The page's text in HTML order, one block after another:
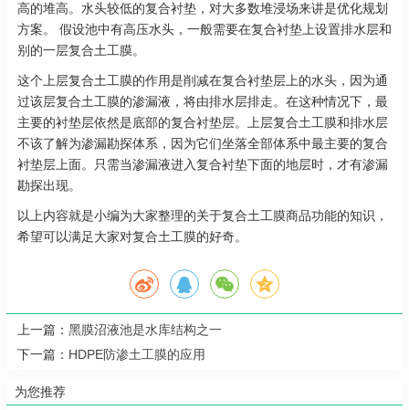
高的堆高。水头较低的复合衬垫，对大多数堆浸场来讲是优化规划
方案。 假设池中有高压水头，一般需要在复合衬垫上设置排水层和
别的一层复合土工膜。
这个上层复合土工膜的作用是削减在复合衬垫层上的水头，因为通
过该层复合土工膜的渗漏液，将由排水层排走。在这种情况下，最
主要的衬垫层依然是底部的复合衬垫层。上层复合土工膜和排水层
不该了解为渗漏勘探体系，因为它们坐落全部体系中最主要的复合
衬垫层上面。只需当渗漏液进入复合衬垫下面的地层时，才有渗漏
勘探出现。
以上内容就是小编为大家整理的关于复合土工膜商品功能的知识，
希望可以满足大家对复合土工膜的好奇。
上一篇： 黑膜沼液池是水库结构之一
下一篇： HDPE防渗土工膜的应用
为您推荐